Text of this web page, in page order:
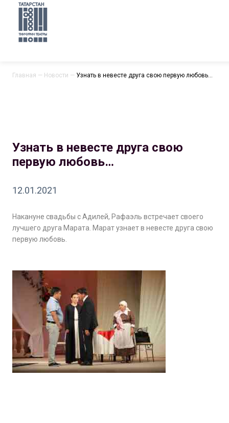
Главная — Новости — Узнать в невесте друга свою первую любовь…
Узнать в невесте друга свою
первую любовь…
12.01.2021
Накануне свадьбы с Адилей, Рафаэль встречает своего
лучшего друга Марата. Марат узнает в невесте друга свою
первую любовь.